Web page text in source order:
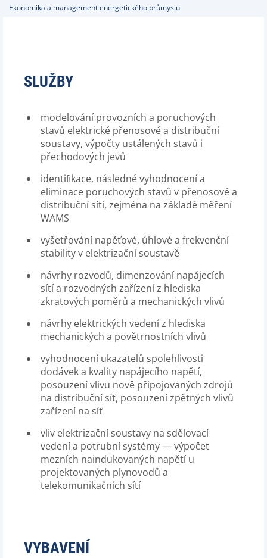
Ekonomika a management energetického průmyslu
SLUŽBY
modelování provozních a poruchových
stavů elektrické přenosové a distribuční
soustavy, výpočty ustálených stavů i
přechodových jevů
identiﬁkace, následné vyhodnocení a
eliminace poruchových stavů v přenosové a
distribuční síti, zejména na základě měření
WAMS
vyšetřování napěťové, úhlové a frekvenční
stability v elektrizační soustavě
návrhy rozvodů, dimenzování napájecích
sítí a rozvodných zařízení z hlediska
zkratových poměrů a mechanických vlivů
návrhy elektrických vedení z hlediska
mechanických a povětrnostních vlivů
vyhodnocení ukazatelů spolehlivosti
dodávek a kvality napájecího napětí,
posouzení vlivu nově připojovaných zdrojů
na distribuční síť, posouzení zpětných vlivů
zařízení na síť
vliv elektrizační soustavy na sdělovací
vedení a potrubní systémy — výpočet
mezních naindukovaných napětí u
projektovaných plynovodů a
telekomunikačních sítí
VYBAVENÍ